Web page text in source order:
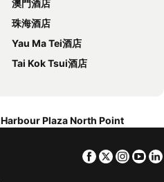
澳門酒店
珠海酒店
Yau Ma Tei酒店
Tai Kok Tsui酒店
Harbour Plaza North Point
Facebook
Twitter